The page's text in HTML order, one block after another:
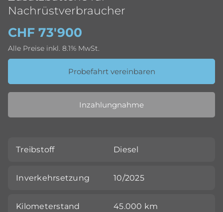
Nachrüstverbraucher
CHF 73'900
Alle Preise inkl. 8.1% MwSt.
Probefahrt vereinbaren
Inzahlungnahme
Treibstoff Diesel
Inverkehrsetzung 10/2025
Kilometerstand 45.000 km